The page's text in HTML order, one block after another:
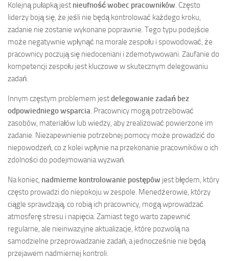
Kolejną pułapką jest nieufność wobec pracowników. Często
liderzy boją się, że jeśli nie będą kontrolować każdego kroku,
zadanie nie zostanie wykonane poprawnie. Tego typu podejście
może negatywnie wpłynąć na morale zespołu i spowodować, że
pracownicy poczują się niedoceniani i zdemotywowani. Zaufanie do
kompetencji zespołu jest kluczowe w skutecznym delegowaniu
zadań.
Innym częstym problemem jestdelegowanie zadań bez
odpowiedniego wsparcia. Pracownicy mogą potrzebować
zasobów, materiałów lub wiedzy, aby zrealizować powierzone im
zadanie. Niezapewnienie potrzebnej pomocy może prowadzić do
niepowodzeń, co z kolei wpłynie na przekonanie pracowników o ich
zdolności do podejmowania wyzwań.
Na koniec, nadmierne kontrolowanie postępów jest błędem, który
często prowadzi do niepokoju w zespole. Menedżerowie, którzy
ciągle sprawdzają, co robią ich pracownicy, mogą wprowadzać
atmosferę stresu i napięcia. Zamiast tego warto zapewnić
regularne, ale nieinwazyjne aktualizacje, które pozwolą na
samodzielne przeprowadzanie zadań, a jednocześnie nie będą
przejawem nadmiernej kontroli.